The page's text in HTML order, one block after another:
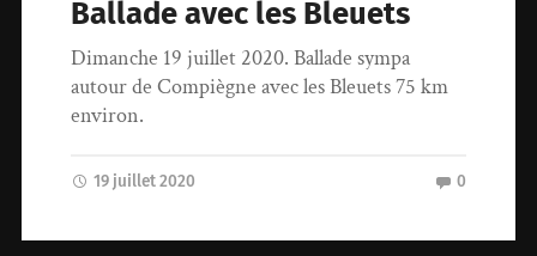
Ballade avec les Bleuets
Dimanche 19 juillet 2020. Ballade sympa
autour de Compiègne avec les Bleuets 75 km
environ.
19 juillet 2020 0